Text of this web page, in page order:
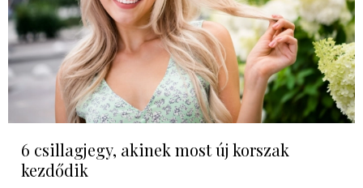
6 csillagjegy, akinek most új korszak
kezdődik